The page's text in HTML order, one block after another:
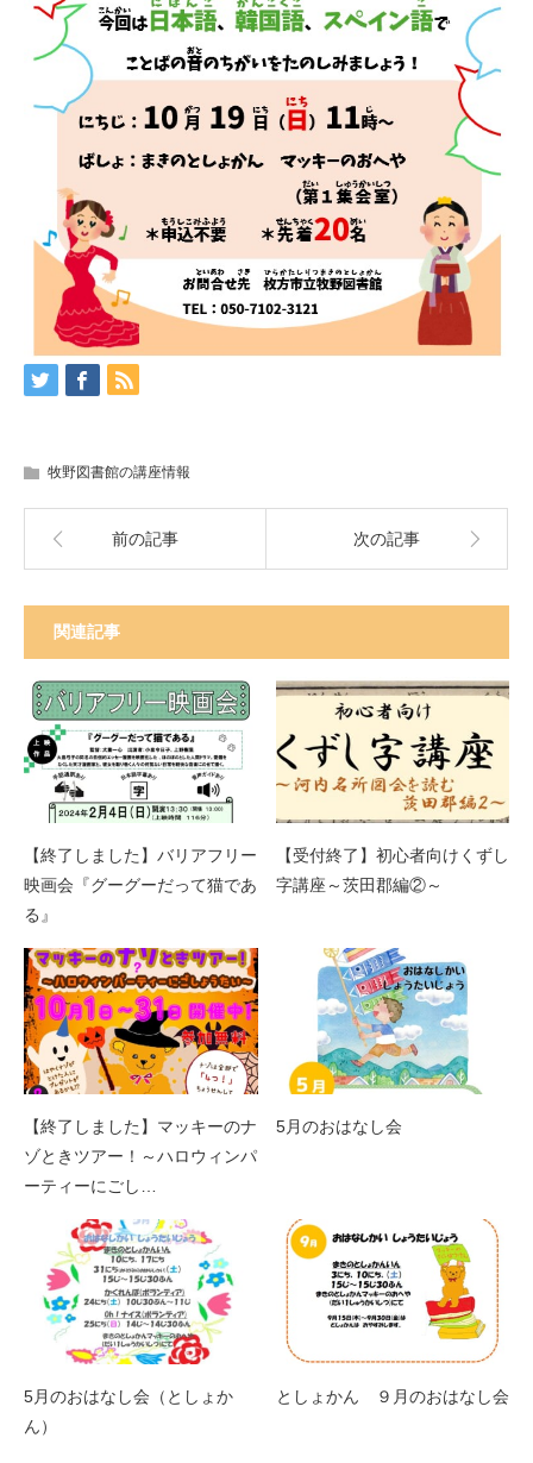
牧野図書館の講座情報
前の記事 次の記事
関連記事
【終了しました】バリアフリー
映画会『グーグーだって猫であ
る』
【受付終了】初心者向けくずし
字講座～茨田郡編②～
【終了しました】マッキーのナ
ゾときツアー！～ハロウィンパ
ーティーにごし…
5月のおはなし会
5月のおはなし会（としょか
ん）
としょかん ９月のおはなし会